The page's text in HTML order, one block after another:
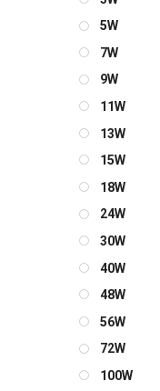
5W
7W
9W
11W
13W
15W
18W
24W
30W
40W
48W
56W
72W
100W